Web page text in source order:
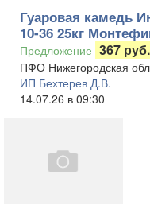
Гуаровая камедь
10-36 25кг
Предложение 367
ПФО Нижегородская
ИП Бехтерев Д.В.
14.07.26 в 09:30